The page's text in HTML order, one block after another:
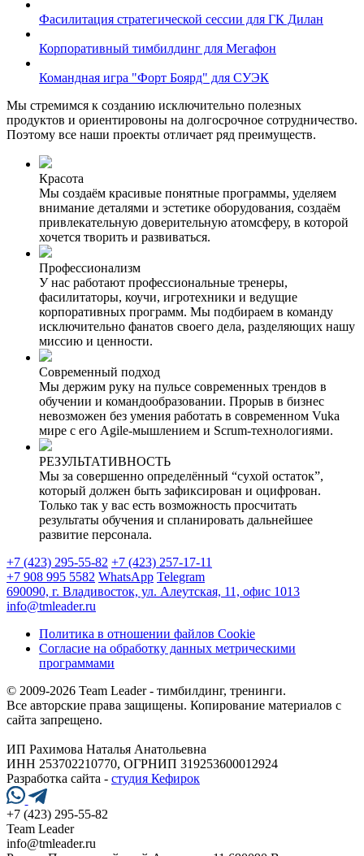
Фасилитация стратегической сессии для ГК Дилан
Корпоративный тимбилдинг для Мегафон
Командная игра "Форт Боярд" для СУЭК
Мы стремимся к созданию исключительно полезных
продуктов и ориентировоны на долгосрочное сотрудничество.
Поэтому все наши проекты отличает ряд преимуществ.
Красота
Мы создаём красивые понятные программы, уделяем
внимание деталями и эстетике оборудования, создаём
привлекательную доверительную атомсферу, в которой
хочется творить и развиваться.
Профессионализм
У нас работают профессиональные тренеры,
фасилитаторы, коучи, игротехники и ведущие
корпоративных программ. Мы подбираем в команду
исключительно фанатов своего дела, разделяющих нашу
миссию и ценности.
Современный подход
Мы держим руку на пульсе современных трендов в
обучении и командообразовании. Прорыв в бизнес
невозможен без умения работать в современном Vuka
мире с его Agile-мышлением и Scrum-технологиями.
РЕЗУЛЬТАТИВНОСТЬ
Мы за совершенно определённый “сухой остаток”,
который должен быть зафиксирован и оцифрован.
Только так у вас есть возможность просчитать
результаты обучения и спланировать дальнейшее
развитие персонала.
+7 (423) 295-55-82 +7 (423) 257-17-11
+7 908 995 5582 WhatsApp Telegram
690090, г. Владивосток, ул. Алеутская, 11, офис 1013
info@tmleader.ru
Политика в отношении файлов Cookie
Согласие на обработку данных метрическими
программами
© 2009-2026 Team Leader - тимбилдинг, тренинги.
Все авторские права защищены. Копирование материалов с
сайта запрещено.
ИП Рахимова Наталья Анатольевна
ИНН 253702210770, ОГРНИП 319253600012924
Разработка сайта - студия Кефирок
+7 (423) 295-55-82
Team Leader
info@tmleader.ru